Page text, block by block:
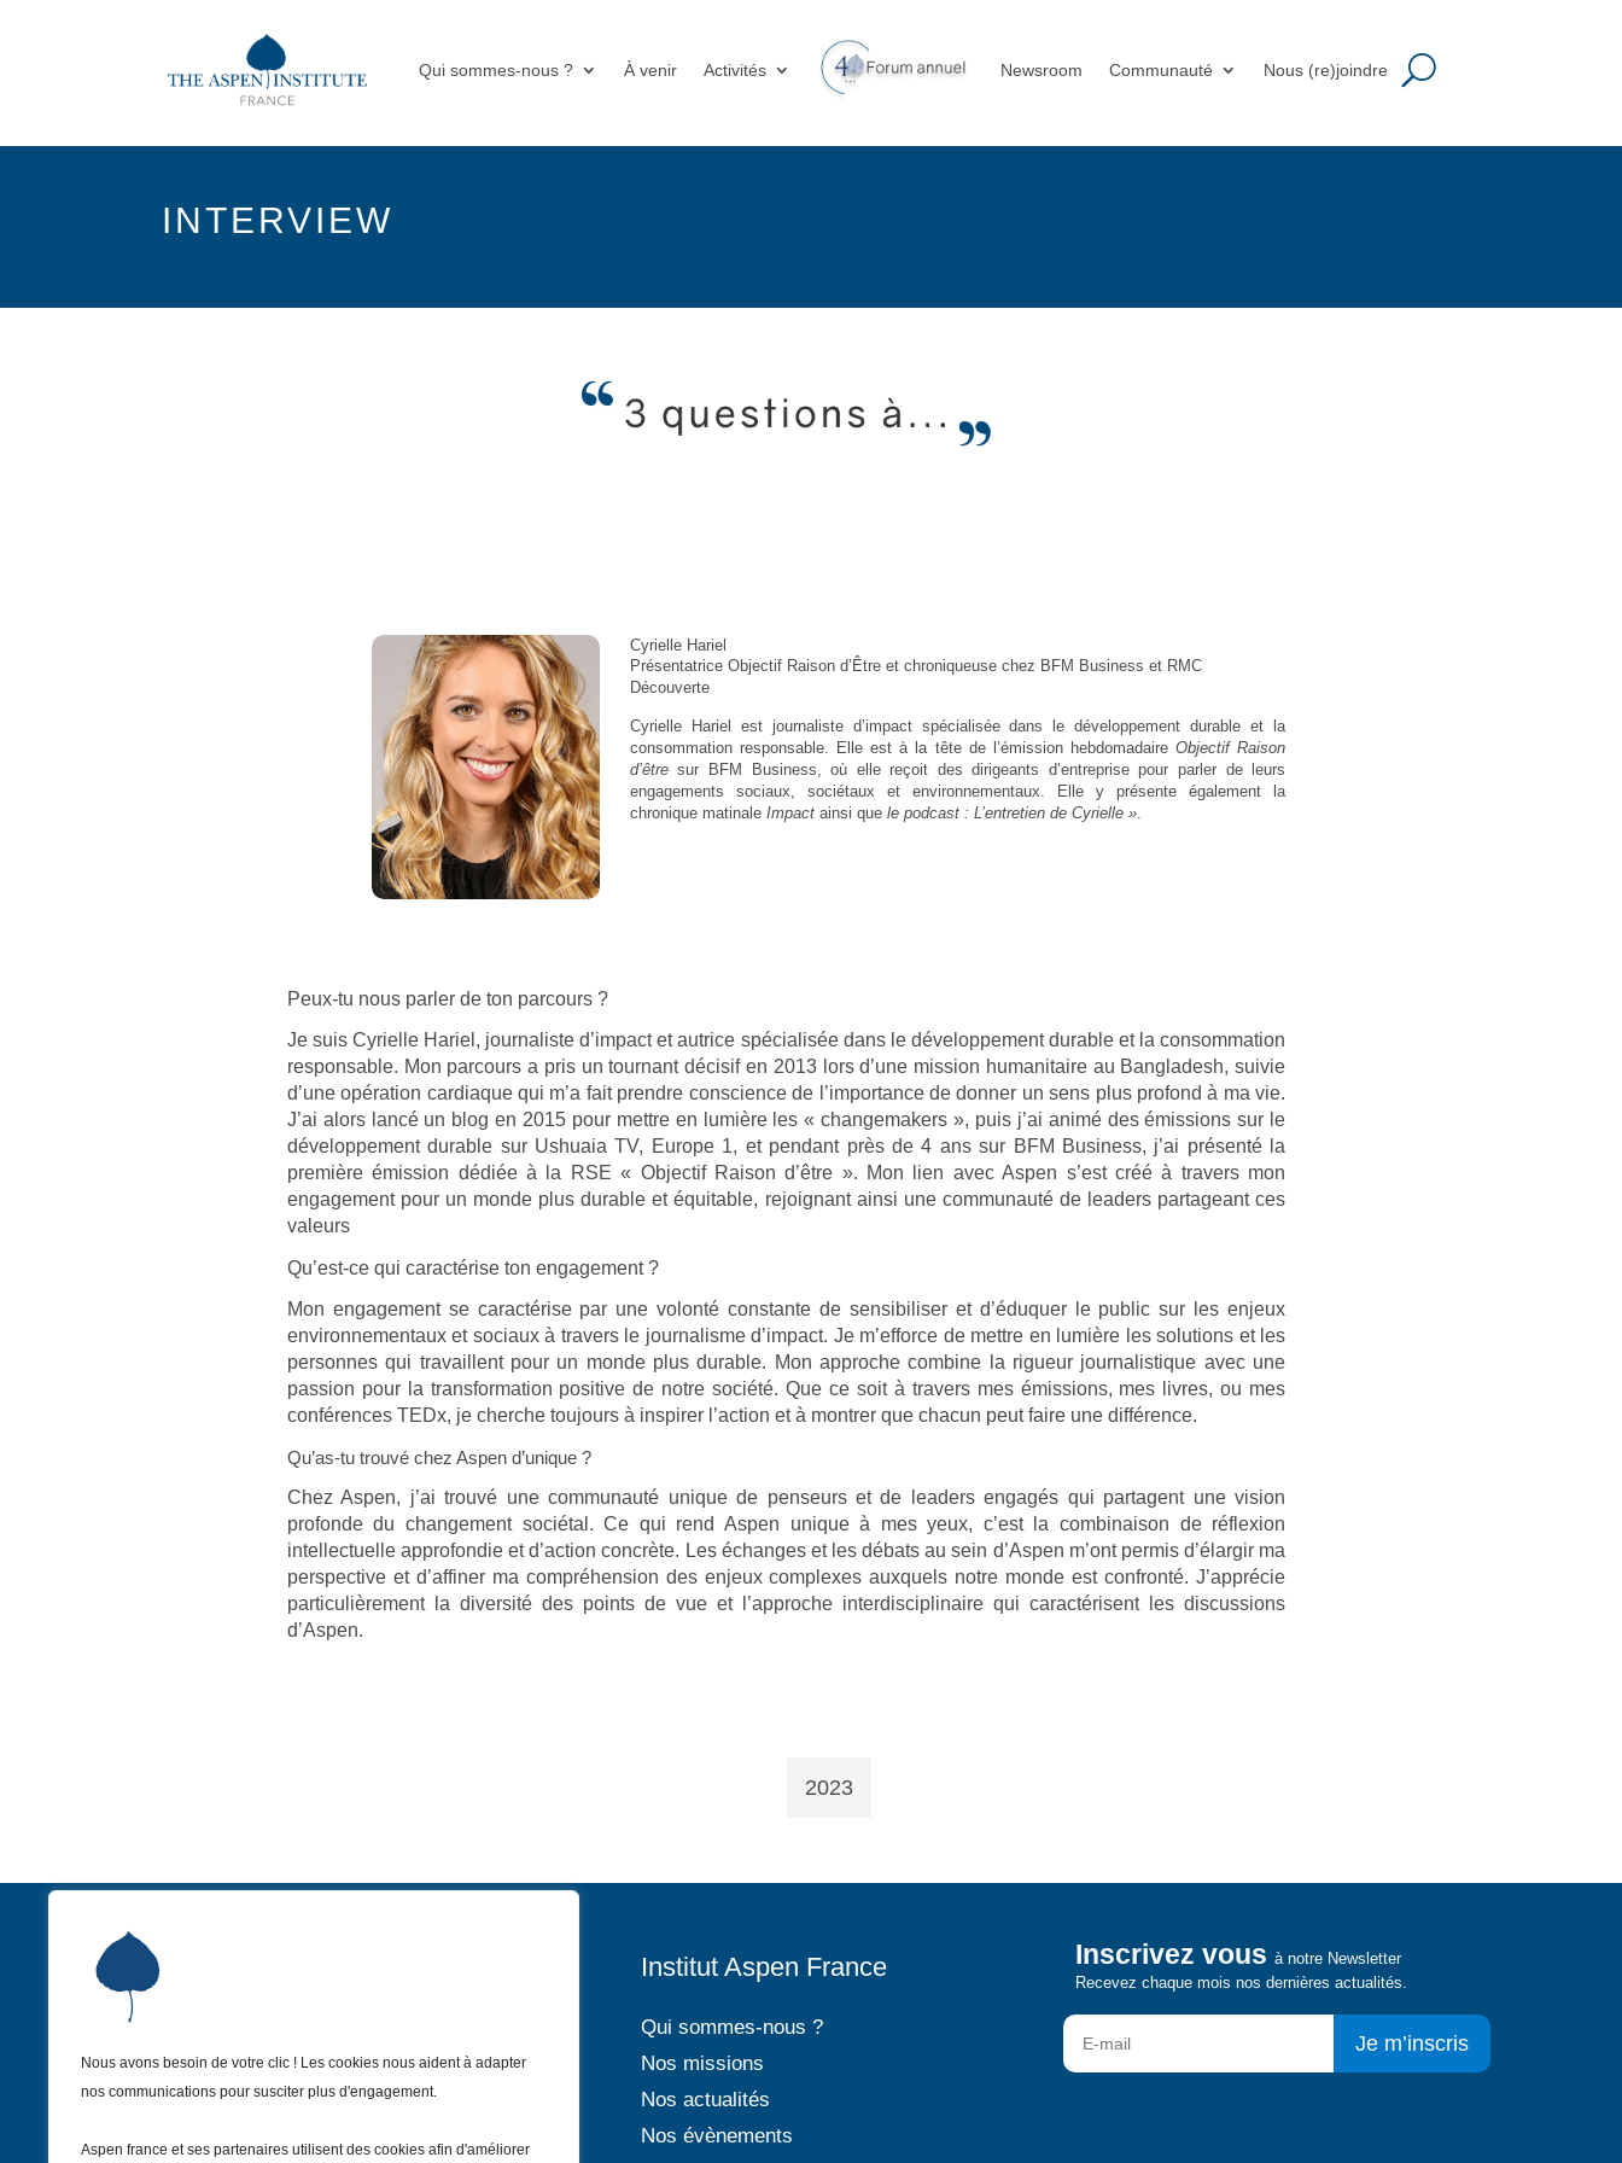
Nous avons besoin de votre clic ! Les cookies nous aident à adapter
nos communications pour susciter plus d'engagement.
Aspen france et ses partenaires utilisent des cookies afin d'améliorer
Qui sommes-nous ? À venir Activités Newsroom Communauté Nous (re)joindre
INTERVIEW
Cyrielle Hariel
Présentatrice Objectif Raison d’Être et chroniqueuse chez BFM Business et RMC
Découverte
Cyrielle Hariel est journaliste d’impact spécialisée dans le développement durable et la
consommation responsable. Elle est à la tête de l’émission hebdomadaireObjectif Raison
d’êtresur BFM Business, où elle reçoit des dirigeants d’entreprise pour parler de leurs
engagements sociaux, sociétaux et environnementaux. Elle y présente également la
chronique matinale Impactainsi que le podcast : L’entretien de Cyrielle ».
Peux-tu nous parler de ton parcours ?
Je suis Cyrielle Hariel, journaliste d’impact et autrice spécialisée dans le développement durable et la consommation
responsable. Mon parcours a pris un tournant décisif en 2013 lors d’une mission humanitaire au Bangladesh, suivie
d’une opération cardiaque qui m’a fait prendre conscience de l’importance de donner un sens plus profond à ma vie.
J’ai alors lancé un blog en 2015 pour mettre en lumière les « changemakers », puis j’ai animé des émissions sur le
développement durable sur Ushuaia TV, Europe 1, et pendant près de 4 ans sur BFM Business, j’ai présenté la
première émission dédiée à la RSE « Objectif Raison d’être ». Mon lien avec Aspen s’est créé à travers mon
engagement pour un monde plus durable et équitable, rejoignant ainsi une communauté de leaders partageant ces
valeurs
Qu’est-ce qui caractérise ton engagement ?
Mon engagement se caractérise par une volonté constante de sensibiliser et d’éduquer le public sur les enjeux
environnementaux et sociaux à travers le journalisme d’impact. Je m’efforce de mettre en lumière les solutions et les
personnes qui travaillent pour un monde plus durable. Mon approche combine la rigueur journalistique avec une
passion pour la transformation positive de notre société. Que ce soit à travers mes émissions, mes livres, ou mes
conférences TEDx, je cherche toujours à inspirer l’action et à montrer que chacun peut faire une différence.
Qu’as-tu trouvé chez Aspen d’unique ?
Chez Aspen, j’ai trouvé une communauté unique de penseurs et de leaders engagés qui partagent une vision
profonde du changement sociétal. Ce qui rend Aspen unique à mes yeux, c’est la combinaison de réflexion
intellectuelle approfondie et d’action concrète. Les échanges et les débats au sein d’Aspen m’ont permis d’élargir ma
perspective et d’affiner ma compréhension des enjeux complexes auxquels notre monde est confronté. J’apprécie
particulièrement la diversité des points de vue et l’approche interdisciplinaire qui caractérisent les discussions
d’Aspen.
2023
Institut Aspen France
Institut Aspen France
Qui sommes-nous ?
Nos missions
Nos actualités
Nos évènements
Inscrivez vous à notre Newsletter
Recevez chaque mois nos dernières actualités.
Je m’inscris